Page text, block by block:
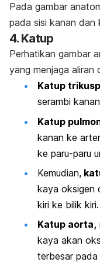
Pada gambar
pada sisi kanan dan
4. Katup
Perhatikan gambar
yang menjaga aliran
Katup
serambi
Katup
kanan ke
ke paru-paru
Kemudian,
kaya oksigen
kiri ke bilik kiri.
Katup aorta,
kaya akan
terbesar pada